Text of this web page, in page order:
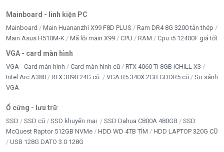
Mainboard - linh kiện PC
Mainboard Main Huananzhi X99 F8D PLUS
Ram DR4 8G 3200 tản thép
Main Asus H510M-K
Mã lỗi main X99 CPU RAM Cpu i5 12400F giá tốt
VGA - card màn hình
VGA - Card màn hình Card màn hình cũ
RTX 4060 Ti 8GB iCHILL X3
Intel Arc A380
RTX 3090 24G cũ VGA R5 340X 2GB GDDR5 cũ
So sánh
VGA
Ổ cứng - lưu trữ
SSD SSD cũ SSD khuyến mại SSD Dahua C800A 480GB
SSD
McQuest Raptor 512GB NVMe
HDD WD 4TB TÍM
HDD LAPTOP 320G CŨ
USB 128G DATO 3.0 128G